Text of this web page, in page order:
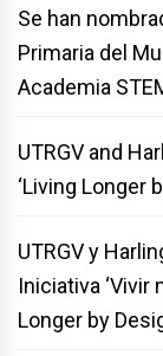
Se han
Primaria del
Academia
UTRGV and
‘Living Longer
UTRGV y
Iniciativa ‘Vivir
Longer by